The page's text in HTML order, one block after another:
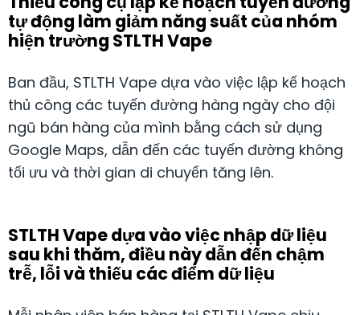
tự động làm giảm năng suất của nhóm
hiện trường STLTH Vape
Ban đầu, STLTH Vape dựa vào việc lập kế hoạch
thủ công các tuyến đường hàng ngày cho đội
ngũ bán hàng của mình bằng cách sử dụng
Google Maps, dẫn đến các tuyến đường không
tối ưu và thời gian di chuyển tăng lên.
STLTH Vape dựa vào việc nhập dữ liệu
sau khi thăm, điều này dẫn đến chậm
trễ, lỗi và thiếu các điểm dữ liệu